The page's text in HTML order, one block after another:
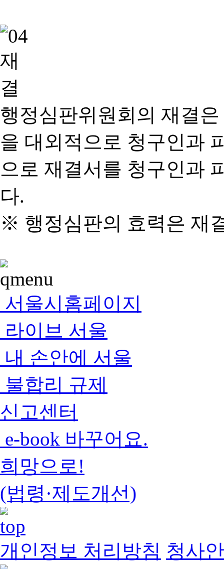
행정심판위원회의 재결
을 대외적으로 청구인과
으로 재결서를 청구인과
다.
※ 행정심판의 효력은 재
서울시홈페이지
라이브 서울
내 손안에 서울
불합리 규제
신고센터
e-book 바꾸어요.
희망으로!
(법령·제도개선)
개인정보 처리방침 청사